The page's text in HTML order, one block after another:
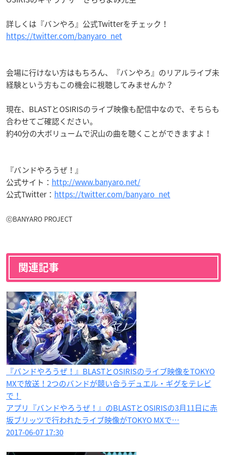
詳しくは『バンやろ』公式Twitterをチェック！
https://twitter.com/banyaro_net
会場に行けない方はもちろん、『バンやろ』のリアルライブ未
経験という方もこの機会に視聴してみませんか？
現在、BLASTとOSIRISのライブ映像も配信中なので、そちらも
合わせてご確認ください。
約40分の大ボリュームで沢山の曲を聴くことができますよ！
『バンドやろうぜ！』
公式サイト： http://www.banyaro.net/
公式Twitter： https://twitter.com/banyaro_net
ⓒBANYARO PROJECT
関連記事
『バンドやろうぜ！』BLASTとOSIRISのライブ映像をTOKYO
MXで放送！2つのバンドが競い合うデュエル・ギグをテレビ
で！
アプリ『バンドやろうぜ！』のBLASTとOSIRISの3月11日に赤
坂ブリッツで行われたライブ映像がTOKYO MXで…
2017-06-07 17:30